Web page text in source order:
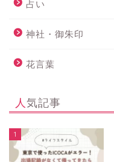
占い
神社・御朱印
花言葉
人気記事
1